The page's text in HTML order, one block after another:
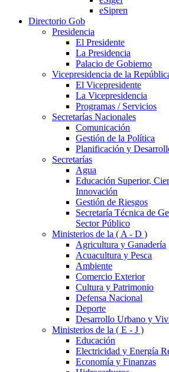
eSipren
Directorio Gob
Presidencia
El Presidente
La Presidencia
Palacio de Gobierno
Vicepresidencia de la
El Vicepresidente
La Vicepresidencia
Programas / Servicios
Secretarías Nacionales
Comunicación
Gestión de la Política
Planificación y
Secretarías
Agua
Educación Superior,
Innovación
Gestión de Riesgos
Secretaría Técnica de
Sector Público
Ministerios de la ( A - D )
Agricultura y Ganadería
Acuacultura y Pesca
Ambiente
Comercio Exterior
Cultura y Patrimonio
Defensa Nacional
Deporte
Desarrollo Urbano y
Ministerios de la ( E - J )
Educación
Electricidad y Energía
Economía y Finanzas